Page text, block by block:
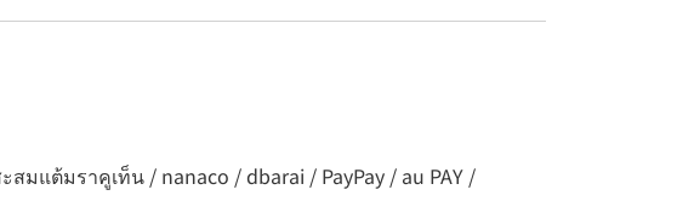
มแต้มราคูเท็น / nanaco / dbarai / PayPay / au PAY /